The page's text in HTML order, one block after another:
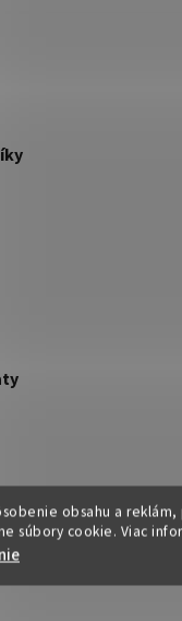
obsahu a
súbory cookie. Viac